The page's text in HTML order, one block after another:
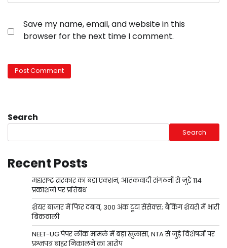
Save my name, email, and website in this
browser for the next time I comment.
Search
Search
Recent Posts
महाराष्ट्र सरकार का बड़ा एक्शन, आतंकवादी संगठनों से जुड़े 114
प्रकाशनों पर प्रतिबंध
शेयर बाजार में फिर दबाव, 300 अंक टूटा सेंसेक्स; बैंकिंग शेयरों में भारी
बिकवाली
NEET-UG पेपर लीक मामले में बड़ा खुलासा, NTA से जुड़े विशेषज्ञों पर
प्रश्नपत्र बाहर निकालने का आरोप